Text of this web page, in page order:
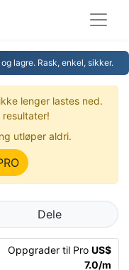
lagre. Rask, enkel, sikker.
lenger lastes ned.
utløper aldri.
Dele
Oppgrader til Pro US$
7.0/m